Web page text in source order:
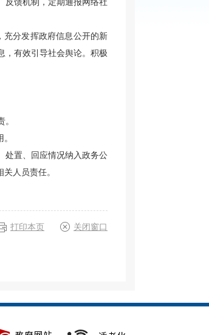
反馈机制，定期通报网络社
充分发挥政府信息公开的新
，有效引导社会舆论。积极
处置、回应情况纳入政务公
人员责任。
打印本页 关闭窗口